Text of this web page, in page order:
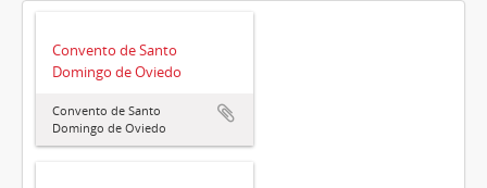
Convento de Santo
Domingo de Oviedo
Convento de Santo
Domingo de Oviedo